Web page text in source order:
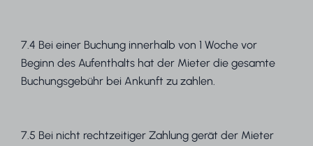
7.4 Bei einer Buchung innerhalb von 1 Woche vor
Beginn des Aufenthalts hat der Mieter die gesamte
Buchungsgebühr bei Ankunft zu zahlen.
7.5 Bei nicht rechtzeitiger Zahlung gerät der Mieter